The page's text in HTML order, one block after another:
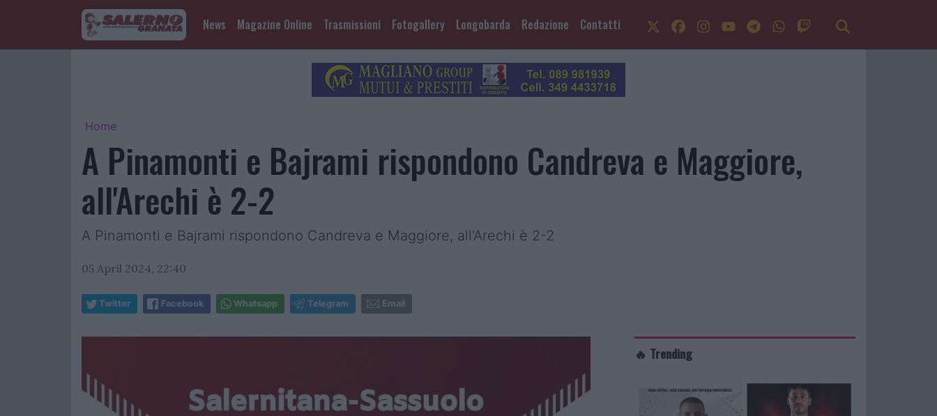
News Magazine Online Trasmissioni Fotogallery Longobarda Redazione Contatti
Home
A Pinamonti e Bajrami rispondono Candreva e Maggiore,
all'Arechi è 2-2
A Pinamonti e Bajrami rispondono Candreva e Maggiore, all'Arechi è 2-2
05 April 2024, 22:40
Twitter Facebook Whatsapp Telegram Email
🔥 Trending